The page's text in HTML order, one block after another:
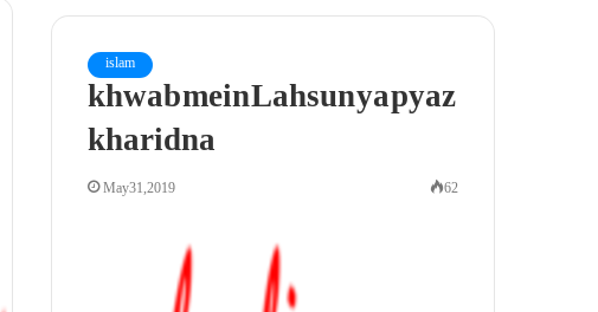
islam
khwab mein Lahsun ya pyaz
kharidna
May 31, 2019 62